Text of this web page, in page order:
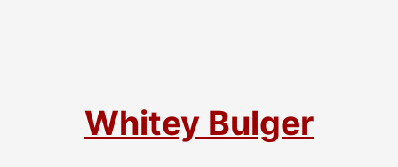
Whitey Bulger